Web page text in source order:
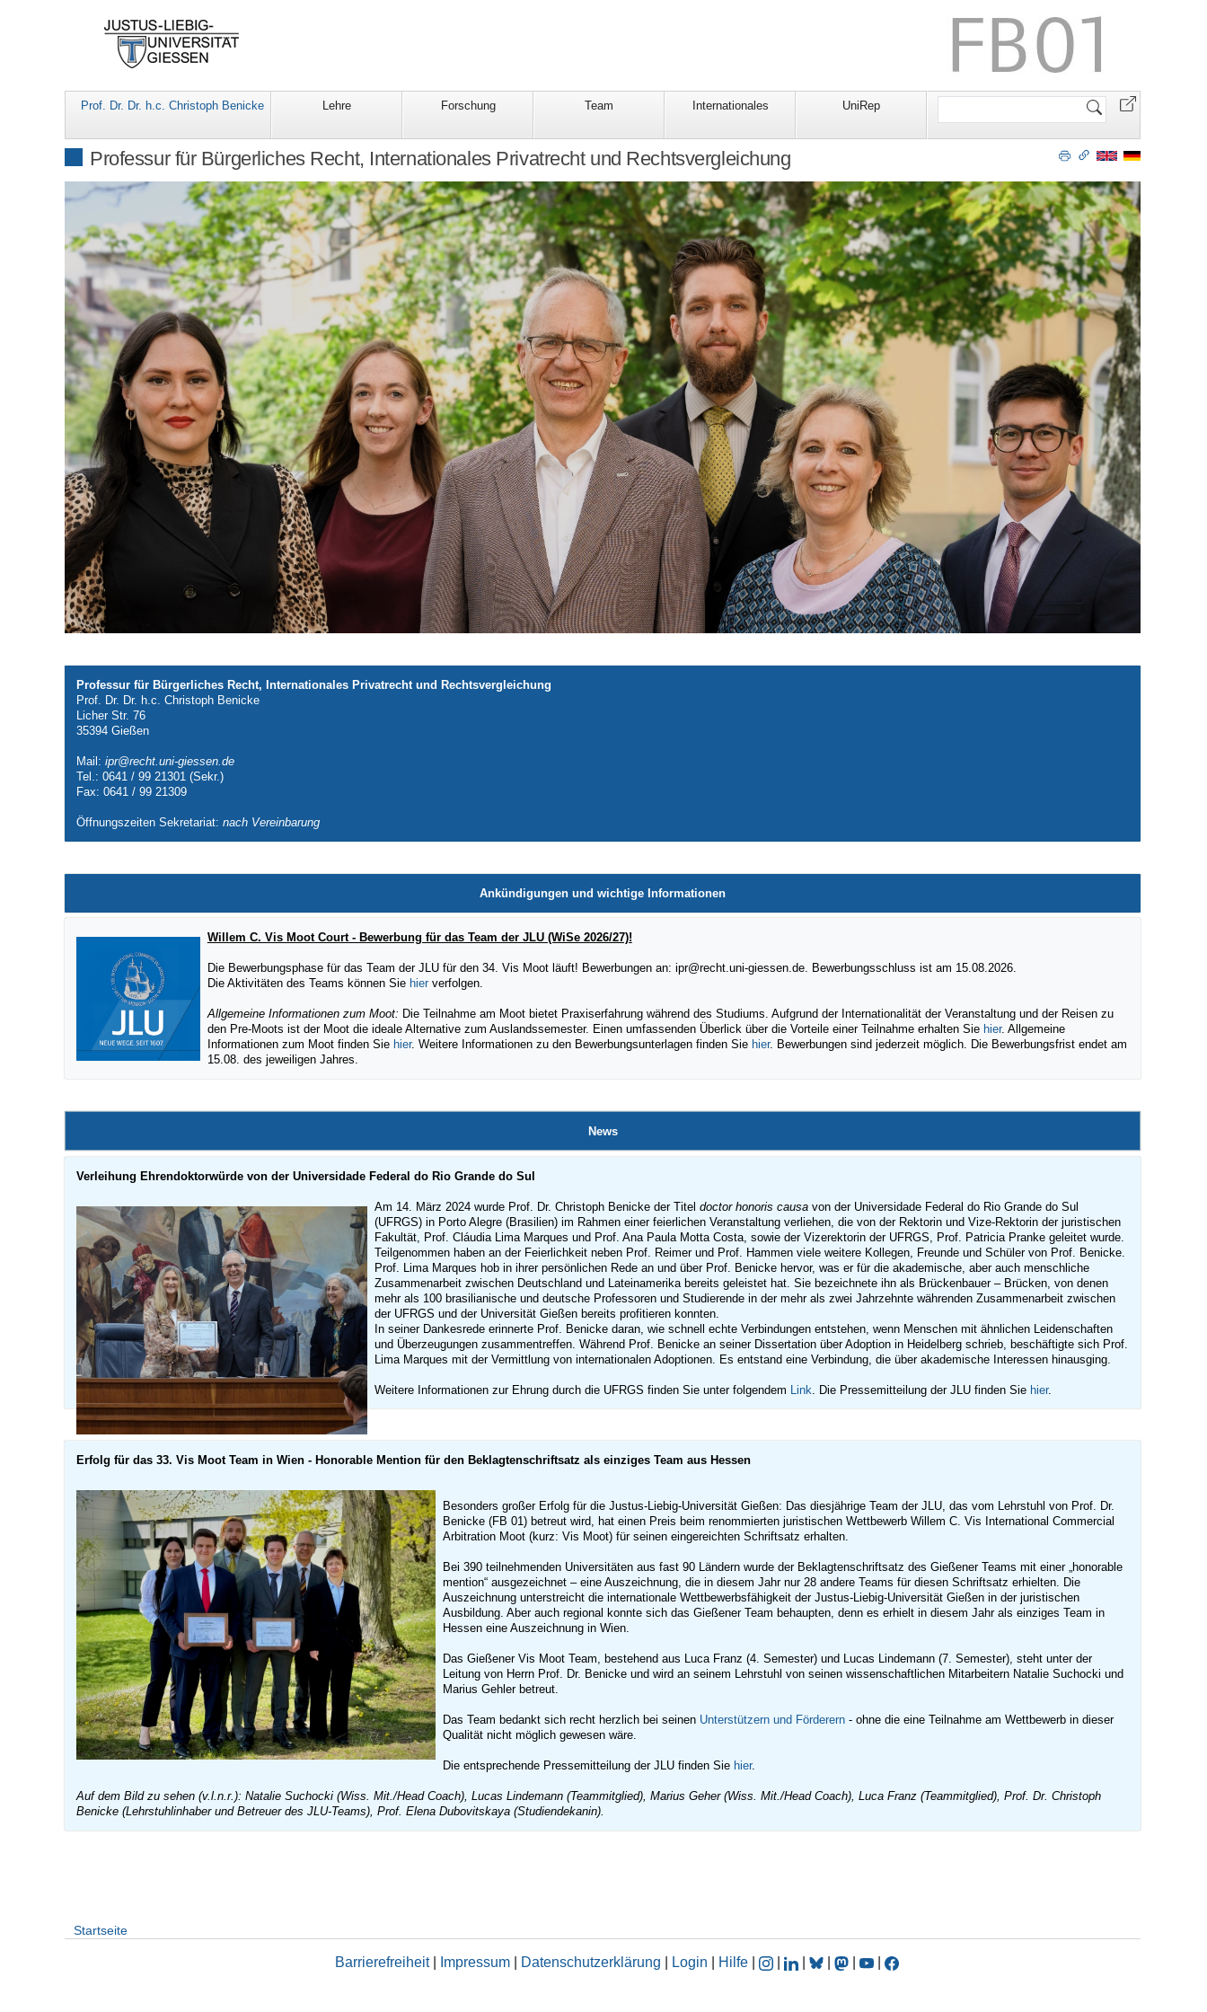
Prof. Dr. Dr. h.c. Christoph Benicke Lehre Forschung Team Internationales UniRep
Website
Professur für Bürgerliches Recht, Internationales Privatrecht und Rechtsvergleichung
Professur für Bürgerliches Recht, Internationales Privatrecht und Rechtsvergleichung
Prof. Dr. Dr. h.c. Christoph Benicke
Licher Str. 76
35394 Gießen
Mail: ipr@recht.uni-giessen.de
Tel.: 0641 / 99 21301 (Sekr.)
Fax: 0641 / 99 21309
Öffnungszeiten Sekretariat: nach Vereinbarung
Ankündigungen und wichtige Informationen
Willem C. Vis Moot Court - Bewerbung für das Team der JLU (WiSe 2026/27)!
Die Bewerbungsphase für das Team der JLU für den 34. Vis Moot läuft! Bewerbungen an: ipr@recht.uni-giessen.de. Bewerbungsschluss ist am 15.08.2026.
Die Aktivitäten des Teams können Sie hier verfolgen.
Allgemeine Informationen zum Moot: Die Teilnahme am Moot bietet Praxiserfahrung während des Studiums. Aufgrund der Internationalität der Veranstaltung und der Reisen zu
den Pre-Moots ist der Moot die ideale Alternative zum Auslandssemester. Einen umfassenden Überlick über die Vorteile einer Teilnahme erhalten Sie hier. Allgemeine
Informationen zum Moot finden Sie hier. Weitere Informationen zu den Bewerbungsunterlagen finden Sie hier. Bewerbungen sind jederzeit möglich. Die Bewerbungsfrist endet am
15.08. des jeweiligen Jahres.
News
Verleihung Ehrendoktorwürde von der Universidade Federal do Rio Grande do Sul
Am 14. März 2024 wurde Prof. Dr. Christoph Benicke der Titel doctor honoris causavon der Universidade Federal do Rio Grande do Sul
(UFRGS) in Porto Alegre (Brasilien) im Rahmen einer feierlichen Veranstaltung verliehen, die von der Rektorin und Vize-Rektorin der juristischen
Fakultät, Prof. Cláudia Lima Marques und Prof. Ana Paula Motta Costa, sowie der Vizerektorin der UFRGS, Prof. Patricia Pranke geleitet wurde.
Teilgenommen haben an der Feierlichkeit neben Prof. Reimer und Prof. Hammen viele weitere Kollegen, Freunde und Schüler von Prof. Benicke.
Prof. Lima Marques hob in ihrer persönlichen Rede an und über Prof. Benicke hervor, was er für die akademische, aber auch menschliche
Zusammenarbeit zwischen Deutschland und Lateinamerika bereits geleistet hat. Sie bezeichnete ihn als Brückenbauer – Brücken, von denen
mehr als 100 brasilianische und deutsche Professoren und Studierende in der mehr als zwei Jahrzehnte währenden Zusammenarbeit zwischen
der UFRGS und der Universität Gießen bereits profitieren konnten.
In seiner Dankesrede erinnerte Prof. Benicke daran, wie schnell echte Verbindungen entstehen, wenn Menschen mit ähnlichen Leidenschaften
und Überzeugungen zusammentreffen. Während Prof. Benicke an seiner Dissertation über Adoption in Heidelberg schrieb, beschäftigte sich Prof.
Lima Marques mit der Vermittlung von internationalen Adoptionen. Es entstand eine Verbindung, die über akademische Interessen hinausging.
Weitere Informationen zur Ehrung durch die UFRGS finden Sie unter folgendem Link . Die Pressemitteilung der JLU finden Sie hier.
Erfolg für das 33. Vis Moot Team in Wien - Honorable Mention für den Beklagtenschriftsatz als einziges Team aus Hessen
Besonders großer Erfolg für die Justus-Liebig-Universität Gießen: Das diesjährige Team der JLU, das vom Lehrstuhl von Prof. Dr.
Benicke (FB 01) betreut wird, hat einen Preis beim renommierten juristischen Wettbewerb Willem C. Vis International Commercial
Arbitration Moot (kurz: Vis Moot) für seinen eingereichten Schriftsatz erhalten.
Bei 390 teilnehmenden Universitäten aus fast 90 Ländern wurde der Beklagtenschriftsatz des Gießener Teams mit einer „honorable
mention“ ausgezeichnet – eine Auszeichnung, die in diesem Jahr nur 28 andere Teams für diesen Schriftsatz erhielten. Die
Auszeichnung unterstreicht die internationale Wettbewerbsfähigkeit der Justus-Liebig-Universität Gießen in der juristischen
Ausbildung. Aber auch regional konnte sich das Gießener Team behaupten, denn es erhielt in diesem Jahr als einziges Team in
Hessen eine Auszeichnung in Wien.
Das Gießener Vis Moot Team, bestehend aus Luca Franz (4. Semester) und Lucas Lindemann (7. Semester), steht unter der
Leitung von Herrn Prof. Dr. Benicke und wird an seinem Lehrstuhl von seinen wissenschaftlichen Mitarbeitern Natalie Suchocki und
Marius Gehler betreut.
Das Team bedankt sich recht herzlich bei seinen Unterstützern und Förderern- ohne die eine Teilnahme am Wettbewerb in dieser
Qualität nicht möglich gewesen wäre.
Die entsprechende Pressemitteilung der JLU finden Sie hier.
Auf dem Bild zu sehen (v.l.n.r.): Natalie Suchocki (Wiss. Mit./Head Coach), Lucas Lindemann (Teammitglied), Marius Geher (Wiss. Mit./Head Coach), Luca Franz (Teammitglied), Prof. Dr. Christoph
Benicke (Lehrstuhlinhaber und Betreuer des JLU-Teams), Prof. Elena Dubovitskaya (Studiendekanin).
Startseite
Barrierefreiheit| Impressum| Datenschutzerklärung Login Hilfe| |